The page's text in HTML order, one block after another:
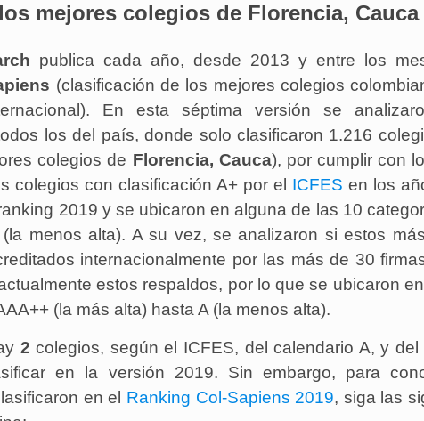
mejores colegios de Florencia, Cauca
publica cada año, desde 2013 y entre los
(clasificación de los mejores colegios
En esta séptima versión se
los del país, donde solo clasificaron 1.216
colegios de Florencia, Cauca), por cumplir con
colegios con clasificación A+ por el ICFES en los
2019 y se ubicaron en alguna de las 10
menos alta). A su vez, se analizaron si estos
internacionalmente por las más de 30
estos respaldos, por lo que se ubicaron
(la más alta) hasta A (la menos alta).
2 colegios, según el ICFES, del calendario A, y
en la versión 2019. Sin embargo, para
en el Ranking Col-Sapiens 2019, siga las